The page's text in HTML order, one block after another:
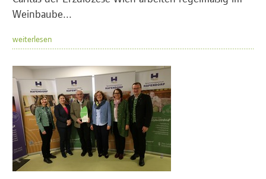
Weinbaube...
weiterlesen